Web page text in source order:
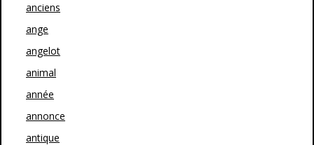
anciens
ange
angelot
animal
année
annonce
antique